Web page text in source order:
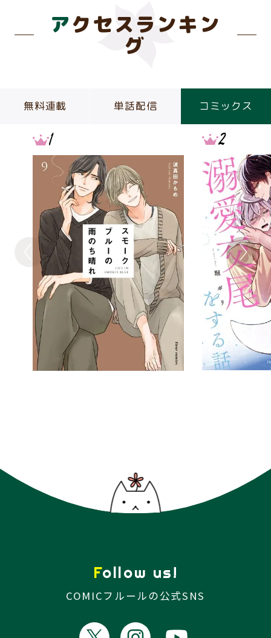
アクセスランキン
グ
無料連載 単話配信 コミックス
Follow us!
COMICフルールの公式SNS